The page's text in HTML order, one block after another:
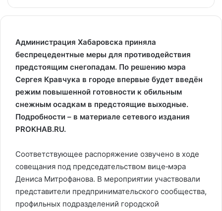
Администрация Хабаровска приняла
беспрецедентные меры для противодействия
предстоящим снегопадам. По решению мэра
Сергея Кравчука в городе впервые будет введён
режим повышенной готовности к обильным
снежным осадкам в предстоящие выходные.
Подробности – в материале сетевого издания
PROKHAB.RU.
Соответствующее распоряжение озвучено в ходе
совещания под председательством вице‑мэра
Дениса Митрофанова. В мероприятии участвовали
представители предпринимательского сообщества,
профильных подразделений городской